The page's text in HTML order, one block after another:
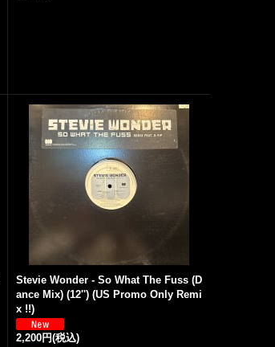
Stevie Wonder - So What The Fuss (D
ance Mix) (12'') (US Promo Only Remi
x !!)
2,200円(税込)